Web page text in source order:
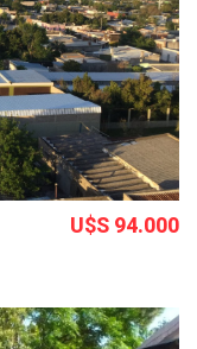
U$S 94.000